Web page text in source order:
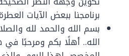
برنامجنا ببعض الآيات
بسم الله والحمد لله
الله.. أهلًا بكم ومرحبًا في